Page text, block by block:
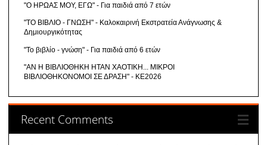
"Ο ΗΡΩΑΣ ΜΟΥ, ΕΓΩ" - Για παιδιά από 7 ετών
"ΤΟ ΒΙΒΛΙΟ - ΓΝΩΣΗ" - Καλοκαιρινή Εκστρατεία Ανάγνωσης &
Δημιουργικότητας
"Το βιβλίο - γνώση" - Για παιδιά από 6 ετών
"ΑΝ Η ΒΙΒΛΙΟΘΗΚΗ ΗΤΑΝ ΧΑΟΤΙΚΗ... ΜΙΚΡΟΙ
ΒΙΒΛΙΟΘΗΚΟΝΟΜΟΙ ΣΕ ΔΡΑΣΗ" - ΚΕ2026
Recent Comments